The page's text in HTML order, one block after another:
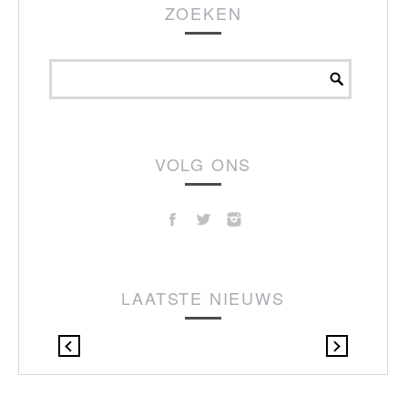
ZOEKEN
VOLG ONS
LAATSTE NIEUWS